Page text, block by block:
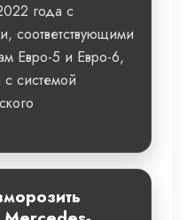
года с
соответствующими
Евро-5 и Евро-6,
с системой